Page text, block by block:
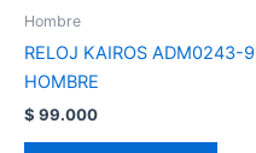
Hombre
RELOJ KAIROS ADM0243-9
HOMBRE
$ 99.000